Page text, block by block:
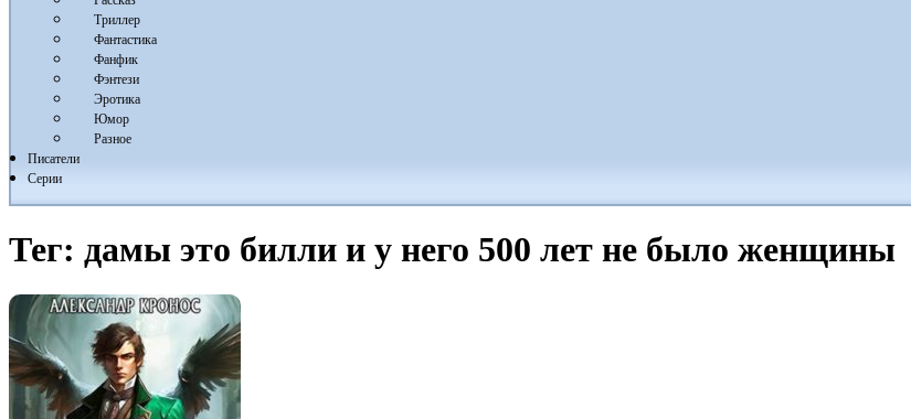
Триллер
Фантастика
Фанфик
Фэнтези
Эротика
Юмор
Разное
Писатели
Серии
Тег: дамы это билли и у него 500 лет не было женщины